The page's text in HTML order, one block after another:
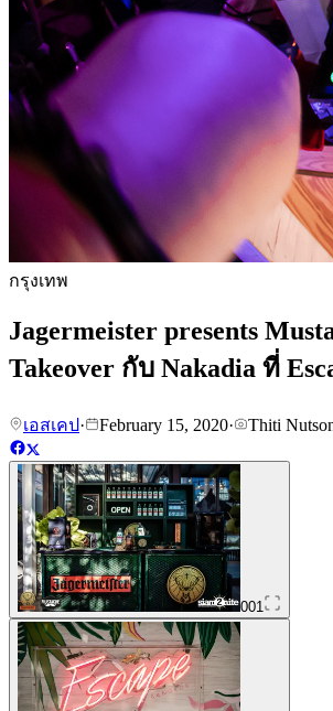
กรุงเทพ
Jagermeister presents
Takeover กับ Nakadia ที่
เอสเคป· February 15, 2020· Thiti
001